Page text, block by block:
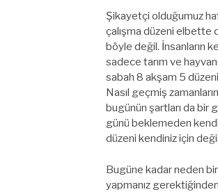
Şikayetçi olduğumuz
çalışma düzeni elbette
böyle değil. İnsanların
sadece tarım ve
sabah 8 akşam 5
Nasıl geçmiş
bugünün şartları da bir
günü beklemeden
düzeni kendiniz için
Bugüne kadar neden
yapmanız